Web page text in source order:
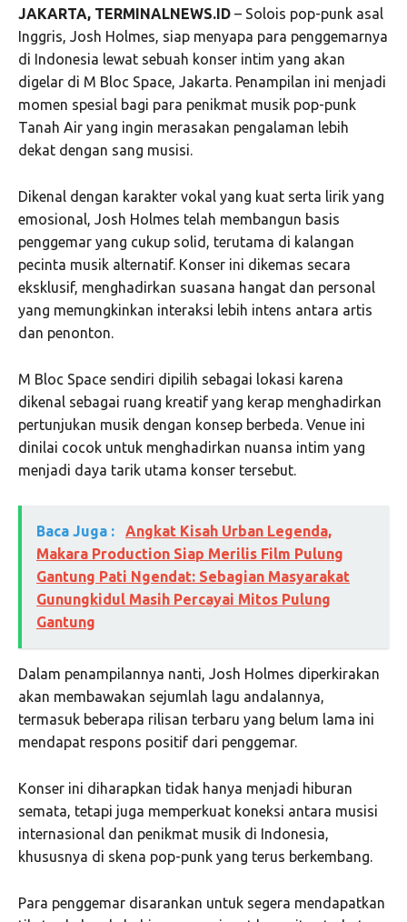
JAKARTA, TERMINALNEWS.ID – Solois pop-punk asal
Inggris, Josh Holmes, siap menyapa para penggemarnya
di Indonesia lewat sebuah konser intim yang akan
digelar di M Bloc Space, Jakarta. Penampilan ini menjadi
momen spesial bagi para penikmat musik pop-punk
Tanah Air yang ingin merasakan pengalaman lebih
dekat dengan sang musisi.
Dikenal dengan karakter vokal yang kuat serta lirik yang
emosional, Josh Holmes telah membangun basis
penggemar yang cukup solid, terutama di kalangan
pecinta musik alternatif. Konser ini dikemas secara
eksklusif, menghadirkan suasana hangat dan personal
yang memungkinkan interaksi lebih intens antara artis
dan penonton.
M Bloc Space sendiri dipilih sebagai lokasi karena
dikenal sebagai ruang kreatif yang kerap menghadirkan
pertunjukan musik dengan konsep berbeda. Venue ini
dinilai cocok untuk menghadirkan nuansa intim yang
menjadi daya tarik utama konser tersebut.
Baca Juga :
Angkat Kisah Urban Legenda,
Makara Production Siap Merilis Film Pulung
Gantung Pati Ngendat: Sebagian Masyarakat
Gunungkidul Masih Percayai Mitos Pulung
Gantung
Dalam penampilannya nanti, Josh Holmes diperkirakan
akan membawakan sejumlah lagu andalannya,
termasuk beberapa rilisan terbaru yang belum lama ini
mendapat respons positif dari penggemar.
Konser ini diharapkan tidak hanya menjadi hiburan
semata, tetapi juga memperkuat koneksi antara musisi
internasional dan penikmat musik di Indonesia,
khususnya di skena pop-punk yang terus berkembang.
Para penggemar disarankan untuk segera mendapatkan